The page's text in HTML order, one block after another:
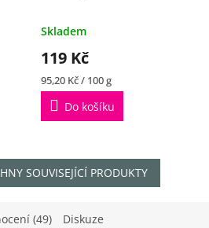
Průměrné
hodnocení
produktu
5,0
Skladem
119 Kč
Měrná
cena:
95,20 Kč / 100 g
Do košíku
SOUVISEJÍCÍ PRODUKTY
(49) Diskuze